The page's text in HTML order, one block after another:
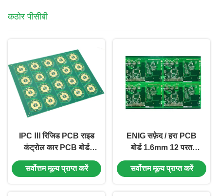
कठोर पीसीबी
IPC Ⅲ रिजिड PCB राइड
कंट्रोल कार PCB बोर्ड
FR4 1.6mm 4 लेयर
सर्वोत्तम मूल्य प्राप्त करें
ENIG सफ़ेद / हरा PCB
बोर्ड 1.6mm 12 परत
KB6167F सामग्री
सर्वोत्तम मूल्य प्राप्त करें